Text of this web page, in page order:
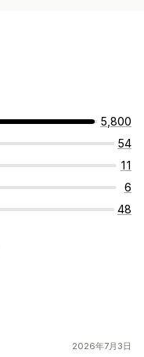
5,800
54
11
6
48
2026年7月3日